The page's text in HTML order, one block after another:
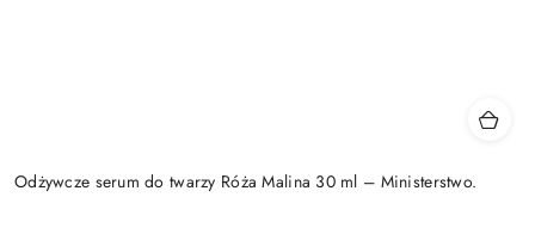
Odżywcze serum do twarzy Róża Malina 30 ml – Ministerstwo.